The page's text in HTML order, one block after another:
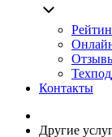
Контакты
Другие